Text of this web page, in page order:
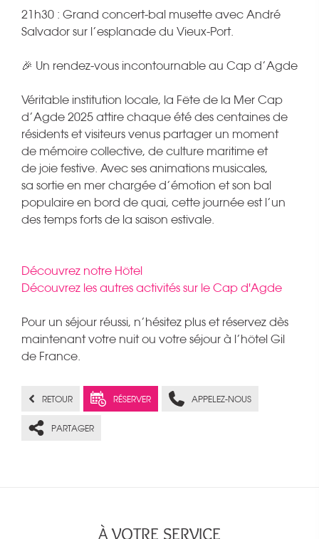
21h30 : Grand concert-bal musette avec André
Salvador sur l’esplanade du Vieux-Port.
🎉 Un rendez-vous incontournable au Cap d’Agde
Véritable institution locale, la Fête de la Mer Cap
d’Agde 2025 attire chaque été des centaines de
résidents et visiteurs venus partager un moment
de mémoire collective, de culture maritime et
de joie festive. Avec ses animations musicales,
sa sortie en mer chargée d’émotion et son bal
populaire en bord de quai, cette journée est l’un
des temps forts de la saison estivale.
Découvrez notre Hôtel
Découvrez les autres activités sur le Cap d'Agde
Pour un séjour réussi, n’hésitez plus et réservez dès
maintenant votre nuit ou votre séjour à l’hôtel Gil
de France.
RETOUR RÉSERVER APPELEZ-NOUS
PARTAGER
À VOTRE SERVICE